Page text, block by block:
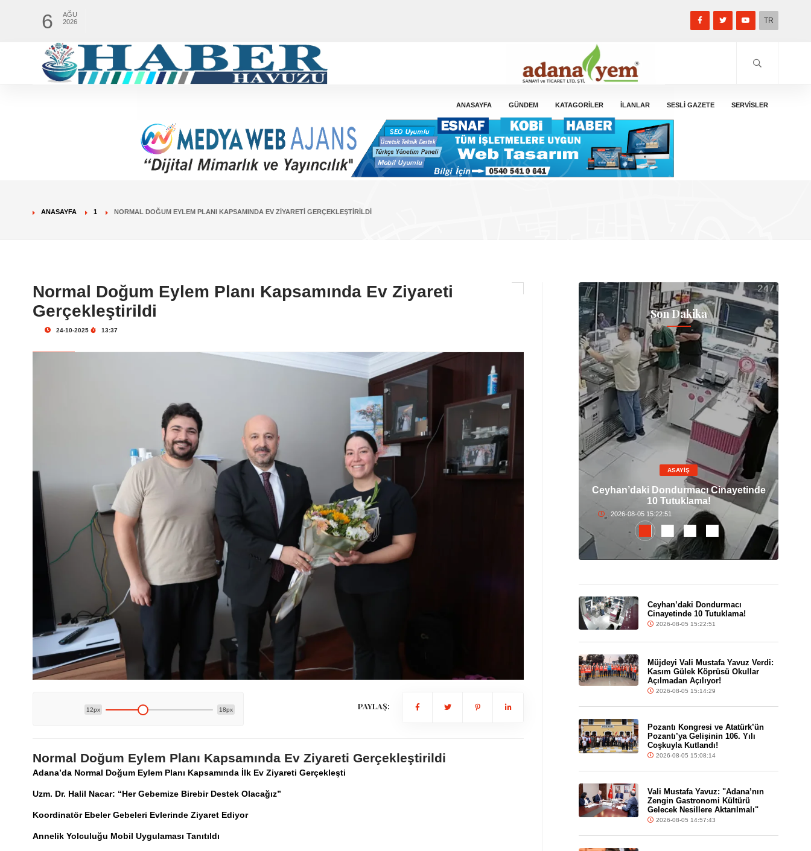
6
AĞU
2026
TR
ANASAYFA GÜNDEM KATAGORİLER İLANLAR SESLİ GAZETE SERVİSLER
ANASAYFA 1 NORMAL DOĞUM EYLEM PLANI KAPSAMINDA EV ZIYARETI GERÇEKLEŞTIRILDI
Normal Doğum Eylem Planı Kapsamında Ev Ziyareti
Gerçekleştirildi
24-10-2025 13:37
12px 18px PAYLAŞ:
Normal Doğum Eylem Planı Kapsamında Ev Ziyareti Gerçekleştirildi
Adana’da Normal Doğum Eylem Planı Kapsamında İlk Ev Ziyareti Gerçekleşti
Uzm. Dr. Halil Nacar: “Her Gebemize Birebir Destek Olacağız”
Koordinatör Ebeler Gebeleri Evlerinde Ziyaret Ediyor
Annelik Yolculuğu Mobil Uygulaması Tanıtıldı
Son Dakika
GÜNDEM
Vali Mustafa Yavuz: "Adana’nın
Zengin Gastronomi Kültürü Gelecek
ASAYİŞ
Ceyhan’daki Dondurmacı Cinayetinde
10 Tutuklama!
2026-08-05 15:22:51
Ceyhan’daki Dondurmacı
Cinayetinde 10 Tutuklama!
2026-08-05 15:22:51
Müjdeyi Vali Mustafa Yavuz Verdi:
Kasım Gülek Köprüsü Okullar
Açılmadan Açılıyor!
2026-08-05 15:14:29
Pozantı Kongresi ve Atatürk’ün
Pozantı’ya Gelişinin 106. Yılı
Coşkuyla Kutlandı!
2026-08-05 15:08:14
Vali Mustafa Yavuz: "Adana’nın
Zengin Gastronomi Kültürü
Gelecek Nesillere Aktarılmalı"
2026-08-05 14:57:43